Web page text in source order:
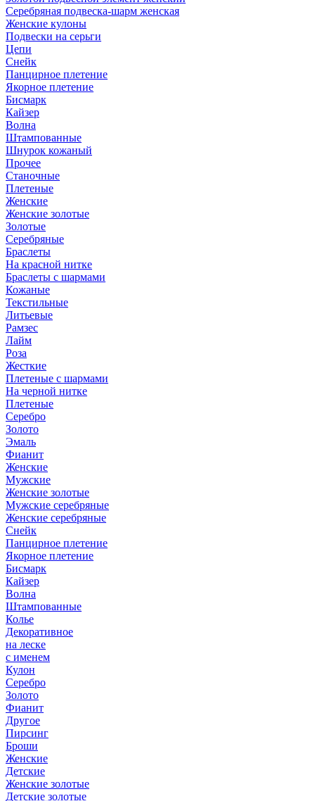
Серебряная подвеска-шарм женская
Женские кулоны
Подвески на серьги
Цепи
Снейк
Панцирное плетение
Якорное плетение
Бисмарк
Кайзер
Волна
Штампованные
Шнурок кожаный
Прочее
Станочные
Плетеные
Женские
Женские золотые
Золотые
Серебряные
Браслеты
На красной нитке
Браслеты с шармами
Кожаные
Текстильные
Литьевые
Рамзес
Лайм
Роза
Жесткие
Плетеные с шармами
На черной нитке
Плетеные
Серебро
Золото
Эмаль
Фианит
Женские
Мужские
Женские золотые
Мужские серебряные
Женские серебряные
Снейк
Панцирное плетение
Якорное плетение
Бисмарк
Кайзер
Волна
Штампованные
Колье
Декоративное
на леске
с именем
Кулон
Серебро
Золото
Фианит
Другое
Пирсинг
Броши
Женские
Детские
Женские золотые
Детские золотые